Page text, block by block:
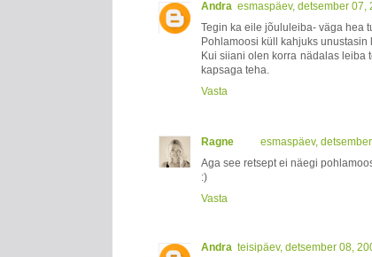
Andra esmaspäev, detsember 07,
Tegin ka eile jõululeiba- väga hea
Pohlamoosi küll kahjuks unustasin
Kui siiani olen korra nädalas leiba
kapsaga teha.
Vasta
Ragne
esmaspäev,
Aga see retsept ei näegi
:)
Vasta
Andra teisipäev, detsember 08,